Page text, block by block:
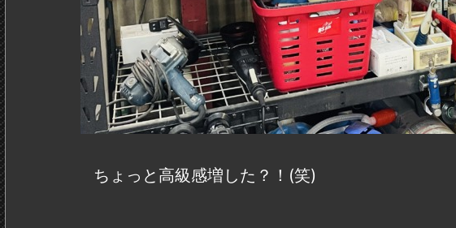
ちょっと高級感増した？！(笑)